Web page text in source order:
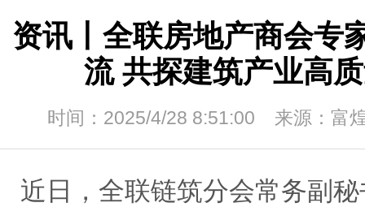
资讯丨全联房地产商会专
流 共探建筑产业高
时间：2025/4/28 8:51:00 来源：富
近日， 全联链筑分会常务副